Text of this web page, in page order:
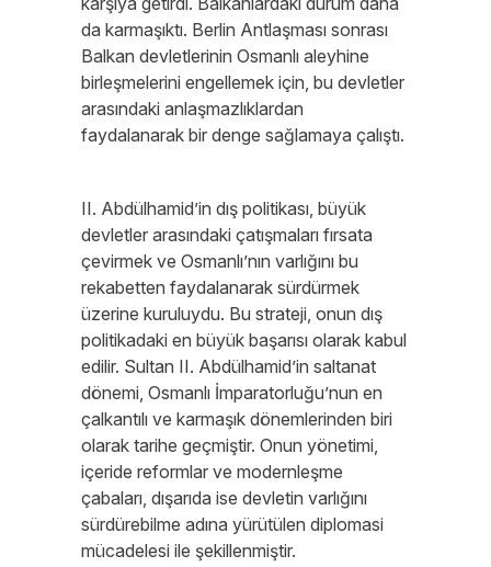
da karmaşıktı. Berlin Antlaşması sonrası
Balkan devletlerinin Osmanlı aleyhine
birleşmelerini engellemek için, bu devletler
arasındaki anlaşmazlıklardan
faydalanarak bir denge sağlamaya çalıştı.
II. Abdülhamid’in dış politikası, büyük
devletler arasındaki çatışmaları fırsata
çevirmek ve Osmanlı’nın varlığını bu
rekabetten faydalanarak sürdürmek
üzerine kuruluydu. Bu strateji, onun dış
politikadaki en büyük başarısı olarak kabul
edilir. Sultan II. Abdülhamid’in saltanat
dönemi, Osmanlı İmparatorluğu’nun en
çalkantılı ve karmaşık dönemlerinden biri
olarak tarihe geçmiştir. Onun yönetimi,
içeride reformlar ve modernleşme
çabaları, dışarıda ise devletin varlığını
sürdürebilme adına yürütülen diplomasi
mücadelesi ile şekillenmiştir.